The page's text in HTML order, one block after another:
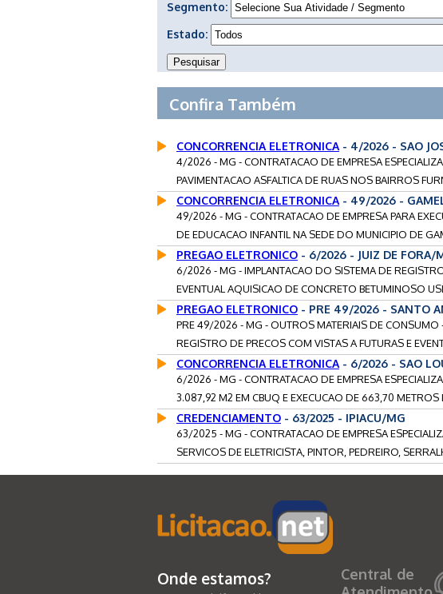
Segmento:
Estado:
Confira Também
CONCORRENCIA ELETRONICA - 4/2026 - SAO
4/2026 - MG - CONTRATACAO DE EMPRESA
PAVIMENTACAO ASFALTICA DE RUAS NOS BAIRROS
CONCORRENCIA ELETRONICA - 49/2026 -
49/2026 - MG - CONTRATACAO DE EMPRESA PARA
DE EDUCACAO INFANTIL NA SEDE DO MUNICIPIO DE
PREGAO ELETRONICO - 6/2026 - JUIZ DE FORA/
6/2026 - MG - IMPLANTACAO DO SISTEMA DE
EVENTUAL AQUISICAO DE CONCRETO BETUMINOSO
PREGAO ELETRONICO - PRE 49/2026 - SANTO
PRE 49/2026 - MG - OUTROS MATERIAIS DE CONSUMO
REGISTRO DE PRECOS COM VISTAS A FUTURAS E
CONCORRENCIA ELETRONICA - 6/2026 - SAO
6/2026 - MG - CONTRATACAO DE EMPRESA
3.087,92 M2 EM CBUQ E EXECUCAO DE 663,70 METROS
CREDENCIAMENTO - 63/2025 - IPIACU/MG
63/2025 - MG - CONTRATACAO DE EMPRESA
SERVICOS DE ELETRICISTA, PINTOR, PEDREIRO,
Onde estamos?
Central de